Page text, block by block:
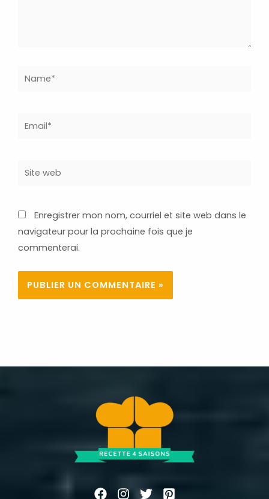
Name*
Email*
Site
Enregistrer mon nom, courriel et site web dans le
navigateur pour la prochaine fois que je
commenterai.